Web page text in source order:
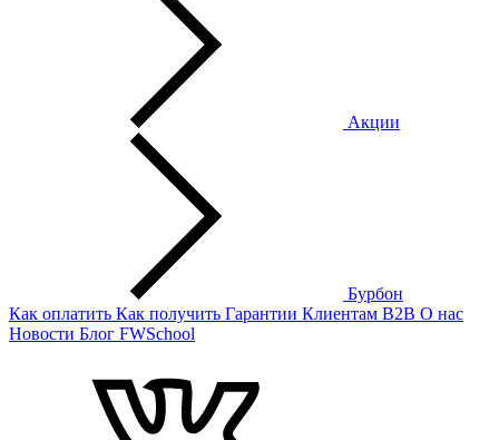
Акции
Бурбон
Как оплатить Как получить Гарантии Клиентам B2B О нас
Новости Блог FWSchool